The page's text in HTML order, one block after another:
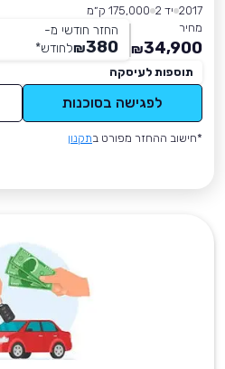
2017 יד 2
175,000 ק״מ
מחיר
34,900
₪
החזר חודשי מ-
380
₪לחודש*
תוספות לעיסקה
לפגישה בסוכנות
*חישוב ההחזר מפורט בתקנון